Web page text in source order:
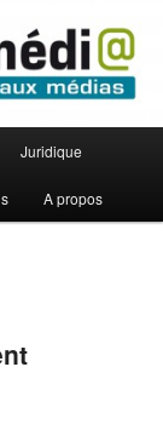
Juridique
A propos